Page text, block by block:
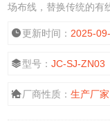
场布线，替换传统的有
更新时间： 2025-
型号：JC-SJ-ZN03
厂商性质：生产厂家